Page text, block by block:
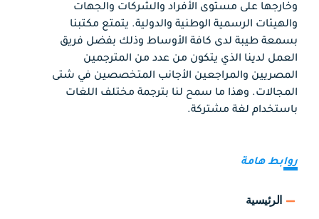
وخارجها على مستوى الأفراد والشركات والجهات
والهيئات الرسمية الوطنية والدولية. يتمتع مكتبنا
بسمعة طيبة لدى كافة الأوساط وذلك بفضل فريق
العمل لدينا الذي يتكون من عدد من المترجمين
المصريين والمراجعين الأجانب المتخصصين في شتى
المجالات. وهذا ما سمح لنا بترجمة مختلف اللغات
باستخدام لغة مشتركة.
روابط هامة
الرئيسية